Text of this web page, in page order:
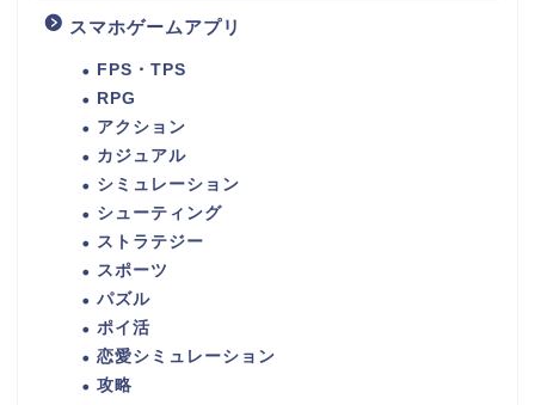
スマホゲームアプリ
FPS・TPS
RPG
アクション
カジュアル
シミュレーション
シューティング
ストラテジー
スポーツ
パズル
ポイ活
恋愛シミュレーション
攻略